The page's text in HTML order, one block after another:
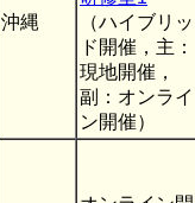
沖縄
（ハイブリッ
ド開催，主：
現地開催，
副：オンライ
ン開催）